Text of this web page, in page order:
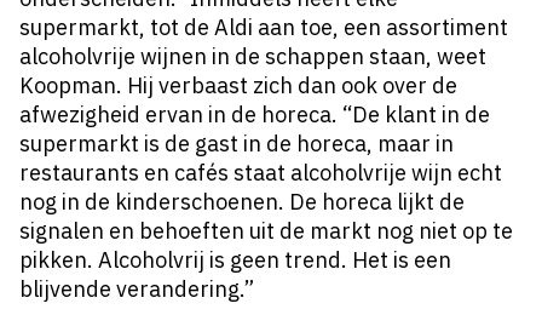
supermarkt, tot de Aldi aan toe, een assortiment
alcoholvrije wijnen in de schappen staan, weet
Koopman. Hij verbaast zich dan ook over de
afwezigheid ervan in de horeca. “De klant in de
supermarkt is de gast in de horeca, maar in
restaurants en cafés staat alcoholvrije wijn echt
nog in de kinderschoenen. De horeca lijkt de
signalen en behoeften uit de markt nog niet op te
pikken. Alcoholvrij is geen trend. Het is een
blijvende verandering.”